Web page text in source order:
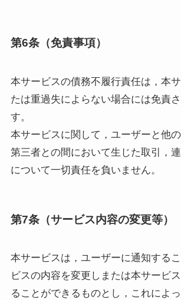
第6条（免責事項）
本サービスの債務不履行責任は，本
たは重過失によらない場合には免責
す。
本サービスに関して，ユーザーと他
第三者との間において生じた取引，
について一切責任を負いません。
第7条（サービス内容の変更等）
本サービスは，ユーザーに通知する
ビスの内容を変更しまたは本サービ
ることができるものとし，これによ